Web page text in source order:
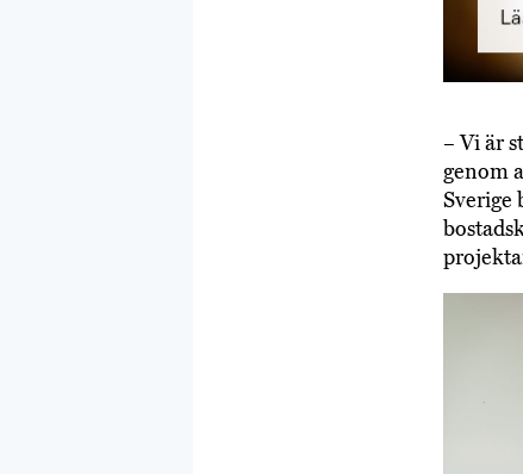
– Vi är
genom
Sverige